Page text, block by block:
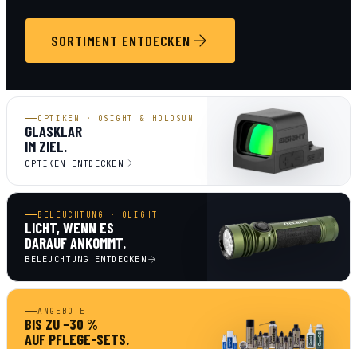
SORTIMENT ENTDECKEN
OPTIKEN · OSIGHT & HOLOSUN
GLASKLAR
IM ZIEL.
OPTIKEN ENTDECKEN
BELEUCHTUNG · OLIGHT
LICHT, WENN ES
DARAUF ANKOMMT.
BELEUCHTUNG ENTDECKEN
ANGEBOTE
BIS ZU −30 %
AUF PFLEGE-SETS.